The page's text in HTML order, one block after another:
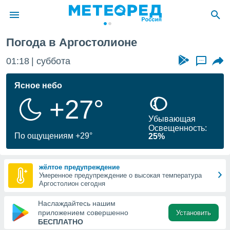
о
Вы можете
к этому
доступ
Погода в Аргостолионе
01:18 суббота ...
Ясное небо
+27°
По ощущениям +29°
Убывающая
Освещенность:
25%
жёлтое предупреждение
Умеренное предупреждение о высокая температура
Аргостолион сегодня
Наслаждайтесь нашим
приложением совершенно
БЕСПЛАТНО
Установить